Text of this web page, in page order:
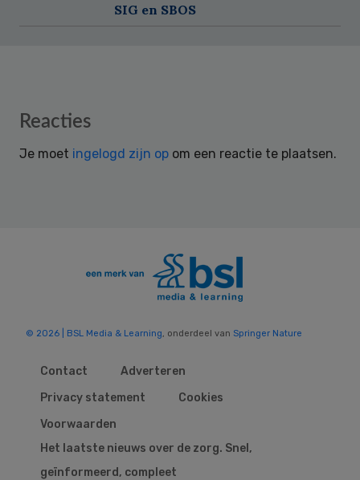
SIG en SBOS
Reader
Reacties
Je moet ingelogd zijn op om een reactie te plaatsen.
© 2026 | BSL Media & Learning, onderdeel van Springer Nature
Contact
Adverteren
Privacy statement
Cookies
Voorwaarden
Het laatste nieuws over de zorg. Snel,
geïnformeerd, compleet